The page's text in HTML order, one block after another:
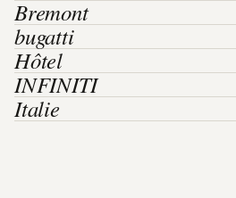
Bremont
bugatti
Hôtel
INFINITI
Italie